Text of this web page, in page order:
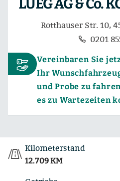
LUEG AG & Co.
Rotthauser Str. 10,
0201
Vereinbaren Sie
Ihr
und Probe zu
es zu Wartezeiten
Kilometerstand
12.709 KM